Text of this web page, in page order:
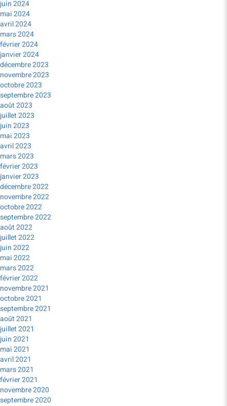
juin 2024
mai 2024
avril 2024
mars 2024
février 2024
janvier 2024
décembre 2023
novembre 2023
octobre 2023
septembre 2023
août 2023
juillet 2023
juin 2023
mai 2023
avril 2023
mars 2023
février 2023
janvier 2023
décembre 2022
novembre 2022
octobre 2022
septembre 2022
août 2022
juillet 2022
juin 2022
mai 2022
mars 2022
février 2022
novembre 2021
octobre 2021
septembre 2021
août 2021
juillet 2021
juin 2021
mai 2021
avril 2021
mars 2021
février 2021
novembre 2020
septembre 2020